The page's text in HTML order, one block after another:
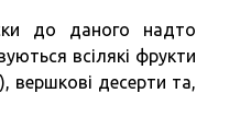
до даного надто
всілякі фрукти
вершкові десерти та,